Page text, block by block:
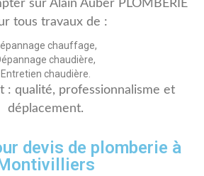
sur Alain Auber PLOMBERIE
tous travaux de :
chauffage,
chaudière,
Entretien chaudière.
: qualité, professionnalisme et
déplacement.
devis de plomberie à